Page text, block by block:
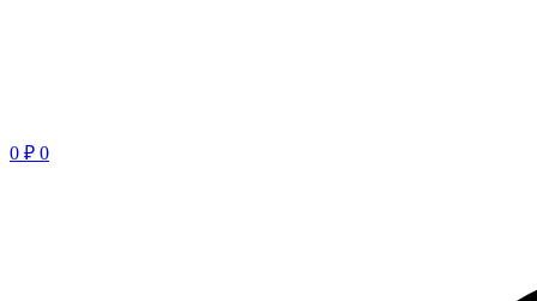
0 ₽ 0